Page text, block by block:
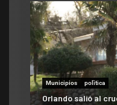
Municipios polìtica
Orlando salió al
Municipios